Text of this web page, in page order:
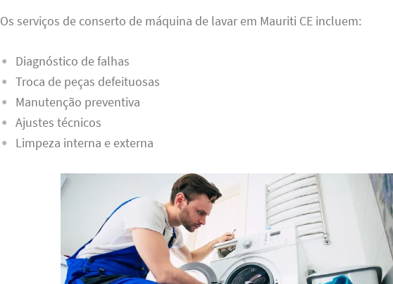
Os serviços de conserto de máquina de lavar em Mauriti CE incluem:
Diagnóstico de falhas
Troca de peças defeituosas
Manutenção preventiva
Ajustes técnicos
Limpeza interna e externa